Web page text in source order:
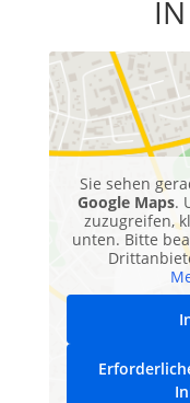
Sie sehen
Google Maps.
zuzugreifen,
unten. Bitte